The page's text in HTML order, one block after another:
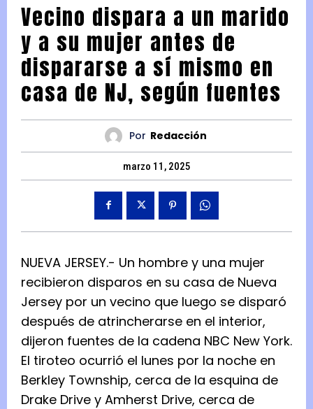
Vecino dispara a un marido
y a su mujer antes de
dispararse a sí mismo en
casa de NJ, según fuentes
Por Redacción
marzo 11, 2025
NUEVA JERSEY.- Un hombre y una mujer
recibieron disparos en su casa de Nueva
Jersey por un vecino que luego se disparó
después de atrincherarse en el interior,
dijeron fuentes de la cadena NBC New York.
El tiroteo ocurrió el lunes por la noche en
Berkley Township, cerca de la esquina de
Drake Drive y Amherst Drive, cerca de